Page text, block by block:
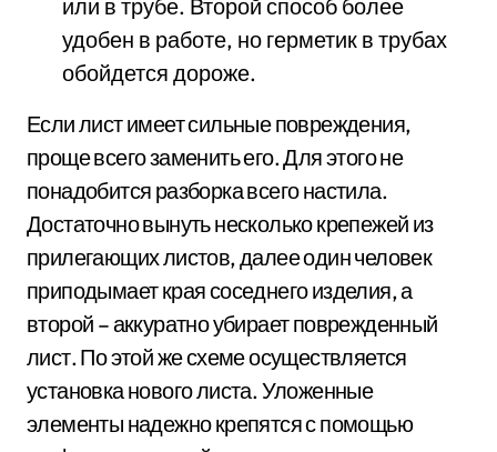
или в трубе. Второй способ более
удобен в работе, но герметик в трубах
обойдется дороже.
Если лист имеет сильные повреждения,
проще всего заменить его. Для этого не
понадобится разборка всего настила.
Достаточно вынуть несколько крепежей из
прилегающих листов, далее один человек
приподымает края соседнего изделия, а
второй – аккуратно убирает поврежденный
лист. По этой же схеме осуществляется
установка нового листа. Уложенные
элементы надежно крепятся с помощью